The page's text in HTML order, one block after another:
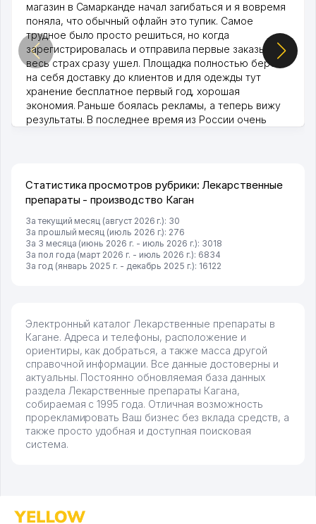
магазин в Самарканде начал загибаться и я вовремя
поняла, что обычный офлайн это тупик. Самое
трудное было просто решиться, но когда
зарегистрировалась и отправила первые заказы,
весь страх сразу ушел. Площадка полностью берет
на себя доставку до клиентов и для одежды тут
хранение бесплатное первый год, хорошая
экономия. Раньше боялась рекламы, а теперь вижу
результаты. В последнее время из России очень
Статистика просмотров рубрики: Лекарственные
препараты - производство Каган
За текущий месяц (август 2026 г.): 30
За прошлый месяц (июль 2026 г.): 276
За 3 месяца (июнь 2026 г. - июль 2026 г.): 3018
За пол года (март 2026 г. - июль 2026 г.): 6834
За год (январь 2025 г. - декабрь 2025 г.): 16122
Электронный каталог Лекарственные препараты в
Кагане. Адреса и телефоны, расположение и
ориентиры, как добраться, а также масса другой
справочной информации. Все данные достоверны и
актуальны. Постоянно обновляемая база данных
раздела Лекарственные препараты Кагана,
собираемая с 1995 года. Отличная возможность
прорекламировать Ваш бизнес без вклада средств, а
также просто удобная и доступная поисковая
система.